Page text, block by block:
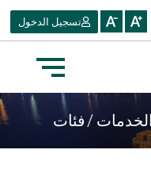
تسجيل الدخول
الخدمات /فئات